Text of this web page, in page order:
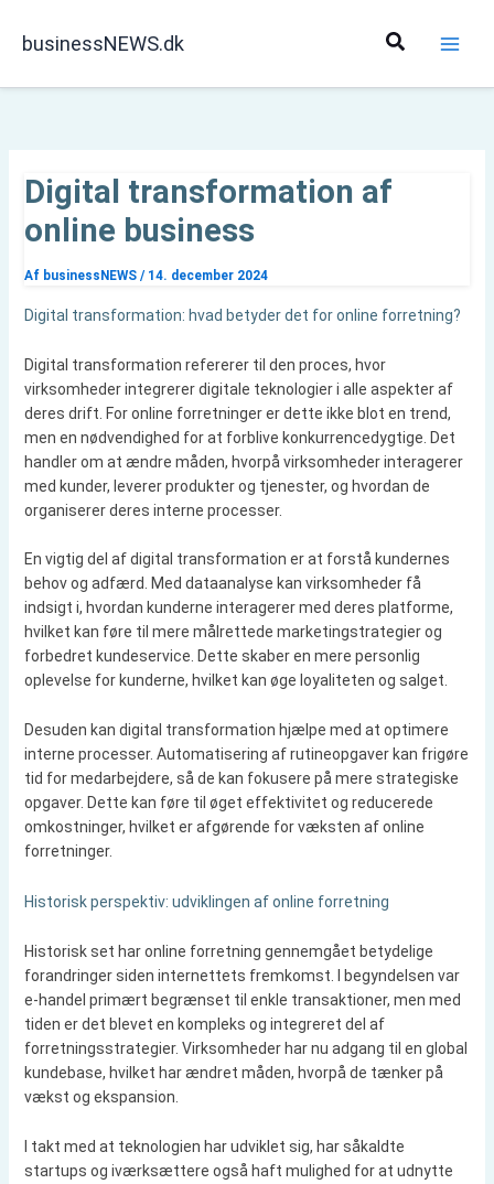
businessNEWS.dk Søg
Digital transformation af
online business
Af businessNEWS / 14. december 2024
Digital transformation: hvad betyder det for online forretning?
Digital transformation refererer til den proces, hvor
virksomheder integrerer digitale teknologier i alle aspekter af
deres drift. For online forretninger er dette ikke blot en trend,
men en nødvendighed for at forblive konkurrencedygtige. Det
handler om at ændre måden, hvorpå virksomheder interagerer
med kunder, leverer produkter og tjenester, og hvordan de
organiserer deres interne processer.
En vigtig del af digital transformation er at forstå kundernes
behov og adfærd. Med dataanalyse kan virksomheder få
indsigt i, hvordan kunderne interagerer med deres platforme,
hvilket kan føre til mere målrettede marketingstrategier og
forbedret kundeservice. Dette skaber en mere personlig
oplevelse for kunderne, hvilket kan øge loyaliteten og salget.
Desuden kan digital transformation hjælpe med at optimere
interne processer. Automatisering af rutineopgaver kan frigøre
tid for medarbejdere, så de kan fokusere på mere strategiske
opgaver. Dette kan føre til øget effektivitet og reducerede
omkostninger, hvilket er afgørende for væksten af online
forretninger.
Historisk perspektiv: udviklingen af online forretning
Historisk set har online forretning gennemgået betydelige
forandringer siden internettets fremkomst. I begyndelsen var
e-handel primært begrænset til enkle transaktioner, men med
tiden er det blevet en kompleks og integreret del af
forretningsstrategier. Virksomheder har nu adgang til en global
kundebase, hvilket har ændret måden, hvorpå de tænker på
vækst og ekspansion.
I takt med at teknologien har udviklet sig, har såkaldte
startups og iværksættere også haft mulighed for at udnytte